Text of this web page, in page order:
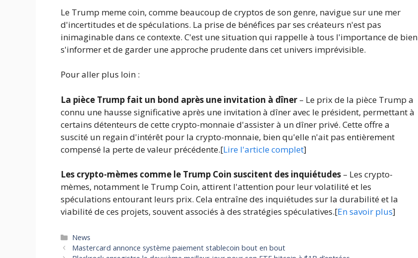
Le Trump meme coin, comme beaucoup de cryptos de son genre, navigue sur une mer
d'incertitudes et de spéculations. La prise de bénéfices par ses créateurs n'est pas
inimaginable dans ce contexte. C'est une situation qui rappelle à tous l'importance de bien
s'informer et de garder une approche prudente dans cet univers imprévisible.
Pour aller plus loin :
La pièce Trump fait un bond après une invitation à dîner – Le prix de la pièce Trump a
connu une hausse significative après une invitation à dîner avec le président, permettant à
certains détenteurs de cette crypto-monnaie d'assister à un dîner privé. Cette offre a
suscité un regain d'intérêt pour la crypto-monnaie, bien qu'elle n'ait pas entièrement
compensé la perte de valeur précédente.[Lire l'article complet]
Les crypto-mèmes comme le Trump Coin suscitent des inquiétudes – Les crypto-
mèmes, notamment le Trump Coin, attirent l'attention pour leur volatilité et les
spéculations entourant leurs prix. Cela entraîne des inquiétudes sur la durabilité et la
viabilité de ces projets, souvent associés à des stratégies spéculatives.[En savoir plus]
Catégories
News
Mastercard annonce système paiement stablecoin bout en bout